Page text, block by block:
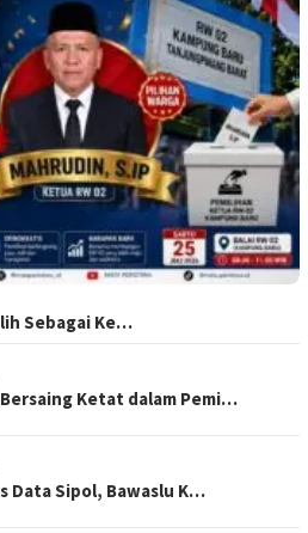
Sebagai Ke…
Ketat dalam Pemi…
Data Sipol, Bawaslu K…